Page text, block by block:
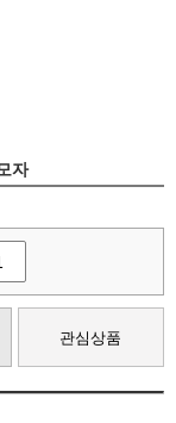
자
관심상품